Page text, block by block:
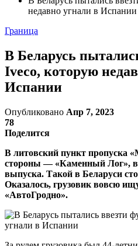
недавно угнали в Испании
Граница
В Беларусь
Iveco, которую
Испании
Опубликовано Апр 7, 2023
78
Поделится
В литовский пункт пропуска
стороны — «Каменный Лог»,
выпуска. Такой в Беларуси
Оказалось, грузовик вовсю
«АвтоГродно».